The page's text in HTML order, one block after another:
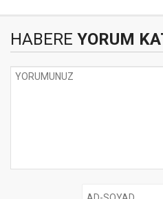
HABERE YORUM